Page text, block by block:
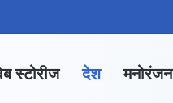
स्टोरीज देश मनोरंजन